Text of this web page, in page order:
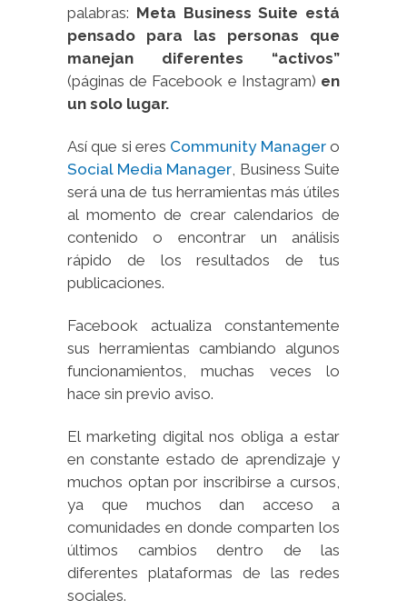
palabras: Meta Business Suite está
pensado para las personas que
manejan diferentes “activos”
(páginas de Facebook e Instagram) en
un solo lugar.
Así que si eres Community Managero
Social Media Manager , Business Suite
será una de tus herramientas más útiles
al momento de crear calendarios de
contenido o encontrar un análisis
rápido de los resultados de tus
publicaciones.
Facebook actualiza constantemente
sus herramientas cambiando algunos
funcionamientos, muchas veces lo
hace sin previo aviso.
El marketing digital nos obliga a estar
en constante estado de aprendizaje y
muchos optan por inscribirse a cursos,
ya que muchos dan acceso a
comunidades en donde comparten los
últimos cambios dentro de las
diferentes plataformas de las redes
sociales.